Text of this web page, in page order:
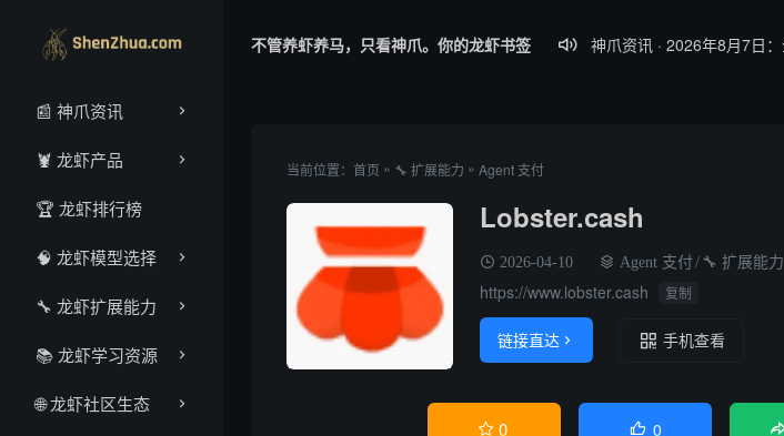
📰 神爪资讯
🦞 龙虾产品
🏆 龙虾排行榜
🧠 龙虾模型选择
🔧 龙虾扩展能力
📚 龙虾学习资源
🌐 龙虾社区生态
不管养虾养马，只看神爪。你的龙虾书签 
当前位置： 首页 » 🔧 扩展能力 » Agent 支付
Lobster.cash
2026-04-10 Agent 支付/ 🔧 扩展能力
https://www.lobster.cash 复制
链接直达  手机查看
 0  0